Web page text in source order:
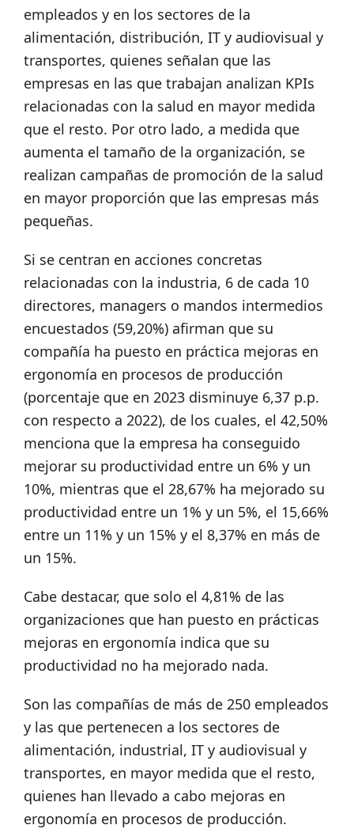
empleados y en los sectores de la
alimentación, distribución, IT y audiovisual y
transportes, quienes señalan que las
empresas en las que trabajan analizan KPIs
relacionadas con la salud en mayor medida
que el resto. Por otro lado, a medida que
aumenta el tamaño de la organización, se
realizan campañas de promoción de la salud
en mayor proporción que las empresas más
pequeñas.
Si se centran en acciones concretas
relacionadas con la industria, 6 de cada 10
directores, managers o mandos intermedios
encuestados (59,20%) afirman que su
compañía ha puesto en práctica mejoras en
ergonomía en procesos de producción
(porcentaje que en 2023 disminuye 6,37 p.p.
con respecto a 2022), de los cuales, el 42,50%
menciona que la empresa ha conseguido
mejorar su productividad entre un 6% y un
10%, mientras que el 28,67% ha mejorado su
productividad entre un 1% y un 5%, el 15,66%
entre un 11% y un 15% y el 8,37% en más de
un 15%.
Cabe destacar, que solo el 4,81% de las
organizaciones que han puesto en prácticas
mejoras en ergonomía indica que su
productividad no ha mejorado nada.
Son las compañías de más de 250 empleados
y las que pertenecen a los sectores de
alimentación, industrial, IT y audiovisual y
transportes, en mayor medida que el resto,
quienes han llevado a cabo mejoras en
ergonomía en procesos de producción.